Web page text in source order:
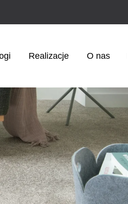
Realizacje O nas